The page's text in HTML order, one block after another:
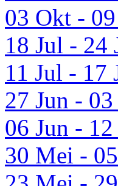
03 Okt -
18 Jul - 24
11 Jul - 17
27 Jun -
06 Jun -
30 Mei -